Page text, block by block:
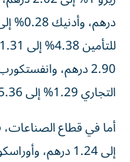
التجاري 1.29% إلى 15.36 درهم.